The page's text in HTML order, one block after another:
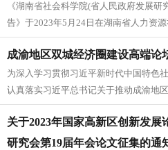
《湖南省社会科学院(省人民政府发展
告》于2023年5月24日在湖南省人力资
院(省人民政府发展...
成渝地区双城经济圈建设高端论
为深入学习贯彻习近平新时代中国特色
认真落实习近平总书记关于推动成渝地
开放的重要指示批示精神，在中国式...
关于2023年国家高新区创新发
研究会第19届年会论文征集的通